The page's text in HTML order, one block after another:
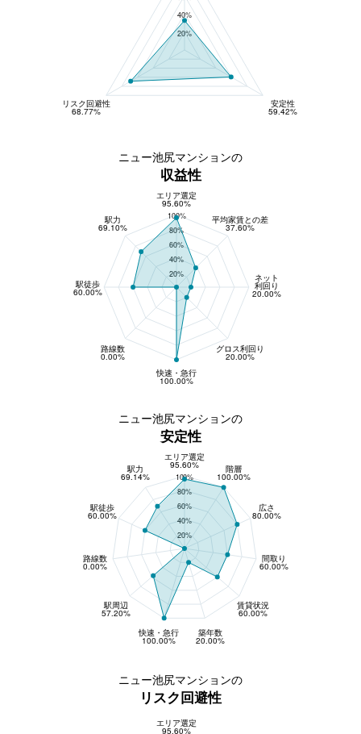
リスク回避性
68.77%
安定性
59.42%
40%
20%
ニュー池尻マンションの
収益性
100%
エリア選定
95.60%
駅力
69.10%
駅徒歩
60.00%
路線数
0.00%
快速・急行
100.00%
グロス利回り
20.00%
ネット
利回り
20.00%
平均家賃との差
37.60%
80%
60%
40%
20%
ニュー池尻マンションの
安定性
100%
エリア選定
95.60%
駅力
69.14%
駅徒歩
60.00%
路線数
0.00%
駅周辺
57.20%
快速・急行
100.00%
築年数
20.00%
賃貸状況
60.00%
間取り
60.00%
広さ
80.00%
階層
100.00%
80%
60%
40%
20%
ニュー池尻マンションの
リスク回避性
エリア選定
95.60%